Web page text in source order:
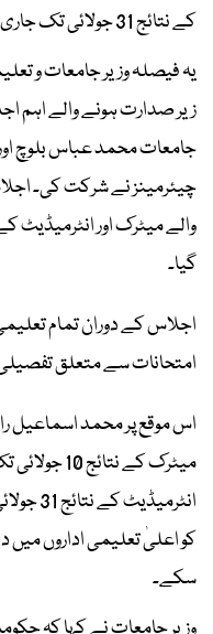
کے نتائج 31 جولائی تک جاری کر دیے جائیں گے۔
یہ فیصلہ وزیر جامعات و
زیر صدارت ہونے والے اہم
جامعات محمد عباس بلوچ
چیئرمینز نے شرکت کی۔
والے میٹرک اور انٹرمیڈیٹ
گیا۔
اجلاس کے دوران تمام
امتحانات سے متعلق
اس موقع پر محمد اسماعیل
میٹرک کے
کو اعلیٰ تعلیمی اداروں
سکے۔